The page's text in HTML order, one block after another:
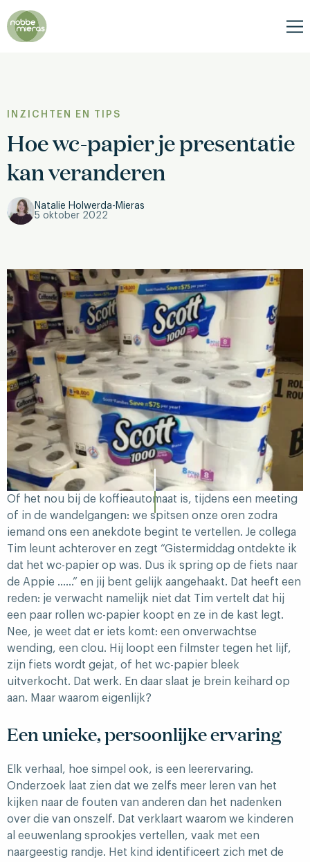
Nobbe
Mieras
INZICHTEN EN TIPS
Hoe wc-papier je presentatie
kan veranderen
Natalie Holwerda-Mieras
5 oktober 2022
Of het nou bij de koffieautomaat is, tijdens een meeting
of in de wandelgangen: we spitsen onze oren zodra
iemand ons een anekdote begint te vertellen. Je collega
Tim leunt achterover en zegt “Gistermiddag ontdekte ik
dat het wc-papier op was. Dus ik spring op de fiets naar
de Appie ……” en jij bent gelijk aangehaakt. Dat heeft een
reden: je verwacht namelijk niet dat Tim vertelt dat hij
een paar rollen wc-papier koopt en ze in de kast legt.
Nee, je weet dat er iets komt: een onverwachtse
wending, een clou. Hij loopt een filmster tegen het lijf,
zijn fiets wordt gejat, of het wc-papier bleek
uitverkocht. Dat werk. En daar slaat je brein keihard op
aan. Maar waarom eigenlijk?
Een unieke, persoonlijke ervaring
Elk verhaal, hoe simpel ook, is een leerervaring.
Onderzoek laat zien dat we zelfs meer leren van het
kijken naar de fouten van anderen dan het nadenken
over die van onszelf. Dat verklaart waarom we kinderen
al eeuwenlang sprookjes vertellen, vaak met een
naargeestig randje. Het kind identificeert zich met de